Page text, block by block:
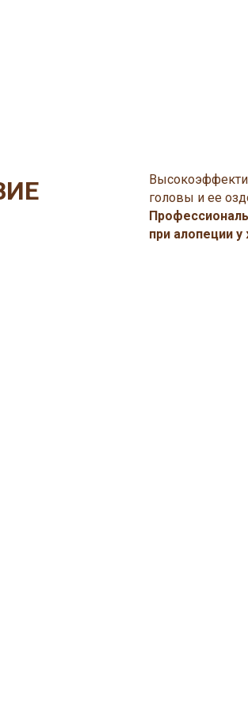
головы и ее
при алопеции